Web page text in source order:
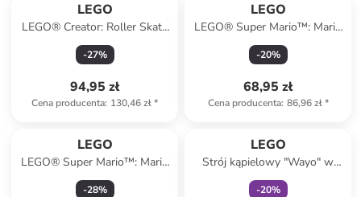
LEGO
LEGO® Creator: Roller Skate
- 8+
-27%
94,95 zł
Cena producenta: 130,46 zł*
LEGO
LEGO® Super Mario™: Mario
Kart™ – Standard-Kart - 7+
-20%
68,95 zł
Cena producenta: 86,96 zł*
LEGO
LEGO® Super Mario™: Mario
& Yoshi - 18+
-28%
LEGO
Strój kąpielowy "Wayo" w
kolorze jasnoróżowym
-20%